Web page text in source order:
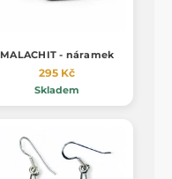
MALACHIT - náramek
295 Kč
Skladem